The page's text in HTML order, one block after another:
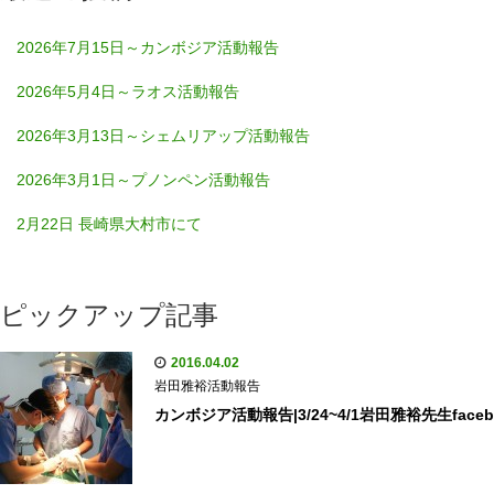
2026年7月15日～カンボジア活動報告
2026年5月4日～ラオス活動報告
2026年3月13日～シェムリアップ活動報告
2026年3月1日～プノンペン活動報告
2月22日 長崎県大村市にて
ピックアップ記事
2016.04.02
岩田雅裕活動報告
カンボジア活動報告|3/24~4/1岩田雅裕先生